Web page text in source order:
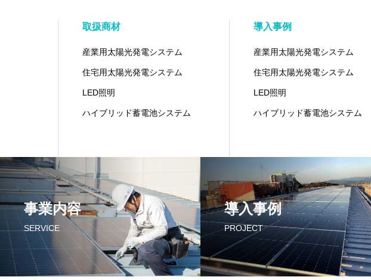
取扱商材
産業用太陽光発電システム
住宅用太陽光発電システム
LED照明
ハイブリッド蓄電池システム
導入事例
産業用太陽光発電システム
住宅用太陽光発電システム
LED照明
ハイブリッド蓄電池システム
事業内容
SERVICE
導入事例
PROJECT